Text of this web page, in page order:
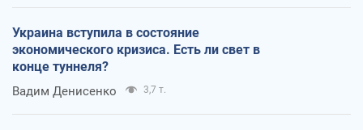
Украина вступила в состояние
экономического кризиса. Есть ли свет в
конце туннеля?
Вадим Денисенко 3,7 т.